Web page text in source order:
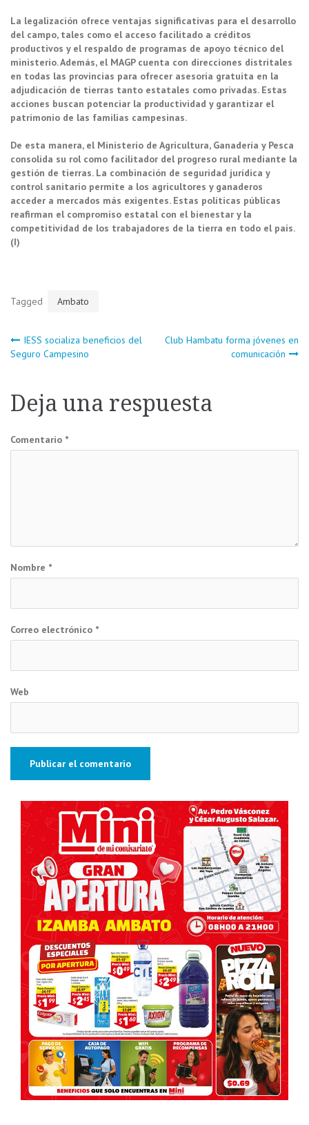
La legalización ofrece ventajas significativas para el desarrollo
del campo, tales como el acceso facilitado a créditos
productivos y el respaldo de programas de apoyo técnico del
ministerio. Además, el MAGP cuenta con direcciones distritales
en todas las provincias para ofrecer asesoría gratuita en la
adjudicación de tierras tanto estatales como privadas. Estas
acciones buscan potenciar la productividad y garantizar el
patrimonio de las familias campesinas.
De esta manera, el Ministerio de Agricultura, Ganadería y Pesca
consolida su rol como facilitador del progreso rural mediante la
gestión de tierras. La combinación de seguridad jurídica y
control sanitario permite a los agricultores y ganaderos
acceder a mercados más exigentes. Estas políticas públicas
reafirman el compromiso estatal con el bienestar y la
competitividad de los trabajadores de la tierra en todo el país.
(I)
Tagged Ambato
Navegación
entradas
IESS socializa beneficios del
Seguro Campesino
Club Hambatu forma jóvenes en
comunicación
Deja una respuesta
Comentario *
Nombre *
Correo electrónico *
Web